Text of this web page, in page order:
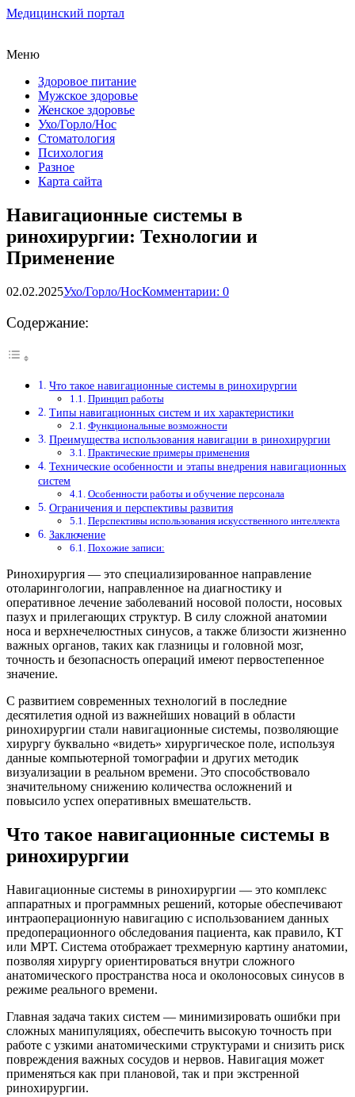
Медицинский портал
Меню
Здоровое питание
Мужское здоровье
Женское здоровье
Ухо/Горло/Нос
Стоматология
Психология
Разное
Карта сайта
Навигационные системы в
ринохирургии: Технологии и
Применение
02.02.2025Ухо/Горло/НосКомментарии: 0
Содержание:
Что такое навигационные системы в ринохирургии
Принцип работы
Типы навигационных систем и их характеристики
Функциональные возможности
Преимущества использования навигации в ринохирургии
Практические примеры применения
Технические особенности и этапы внедрения навигационных
систем
Особенности работы и обучение персонала
Ограничения и перспективы развития
Перспективы использования искусственного интеллекта
Заключение
Похожие записи:
Ринохирургия — это специализированное направление
отоларингологии, направленное на диагностику и
оперативное лечение заболеваний носовой полости, носовых
пазух и прилегающих структур. В силу сложной анатомии
носа и верхнечелюстных синусов, а также близости жизненно
важных органов, таких как глазницы и головной мозг,
точность и безопасность операций имеют первостепенное
значение.
С развитием современных технологий в последние
десятилетия одной из важнейших новаций в области
ринохирургии стали навигационные системы, позволяющие
хирургу буквально «видеть» хирургическое поле, используя
данные компьютерной томографии и других методик
визуализации в реальном времени. Это способствовало
значительному снижению количества осложнений и
повысило успех оперативных вмешательств.
Что такое навигационные системы в
ринохирургии
Навигационные системы в ринохирургии — это комплекс
аппаратных и программных решений, которые обеспечивают
интраоперационную навигацию с использованием данных
предоперационного обследования пациента, как правило, КТ
или МРТ. Система отображает трехмерную картину анатомии,
позволяя хирургу ориентироваться внутри сложного
анатомического пространства носа и околоносовых синусов в
режиме реального времени.
Главная задача таких систем — минимизировать ошибки при
сложных манипуляциях, обеспечить высокую точность при
работе с узкими анатомическими структурами и снизить риск
повреждения важных сосудов и нервов. Навигация может
применяться как при плановой, так и при экстренной
ринохирургии.